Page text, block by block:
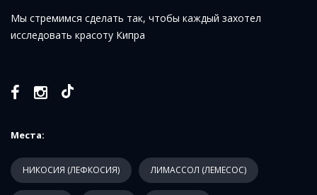
Мы стремимся сделать так, чтобы каждый захотел
исследовать красоту Кипра
Места:
НИКОСИЯ (ЛЕФКОСИЯ) ЛИМАССОЛ (ЛЕМЕСОС)